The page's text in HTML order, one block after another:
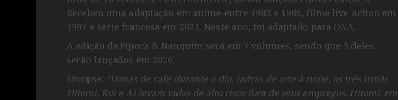
Recebeu uma adaptação em anime entre 1983 e 1985, filme live-action em
1997 e série francesa em 2024. Neste ano, foi adaptado para ONA.
A edição da Pipoca & Nanquim será em 7 volumes, sendo que 3 deles
serão lançados em 2026.
Sinopse: “Donas de café durante o dia, ladras de arte à noite, as três irmãs
Hitomi, Rui e Ai levam vidas de alto risco fora de seus empregos. Hitomi, em